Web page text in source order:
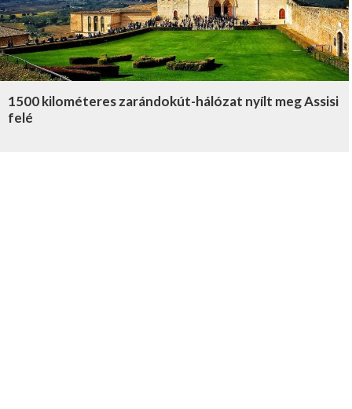
1500 kilométeres zarándokút-hálózat nyílt meg Assisi
felé